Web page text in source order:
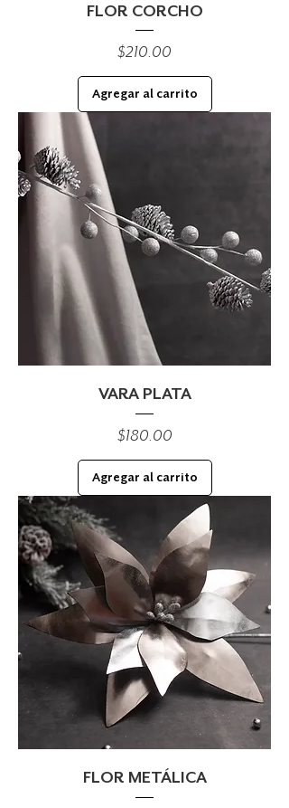
FLOR CORCHO
Precio
$210.00
Agregar al carrito
VARA PLATA
Precio
$180.00
Agregar al carrito
FLOR METÁLICA